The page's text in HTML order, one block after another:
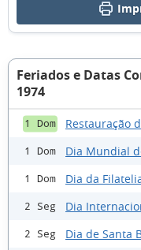
Feriados e Datas
1974
1 Dom Restauração
1 Dom Dia Mundial
1 Dom Dia da
2 Seg Dia
2 Seg Dia de Santa